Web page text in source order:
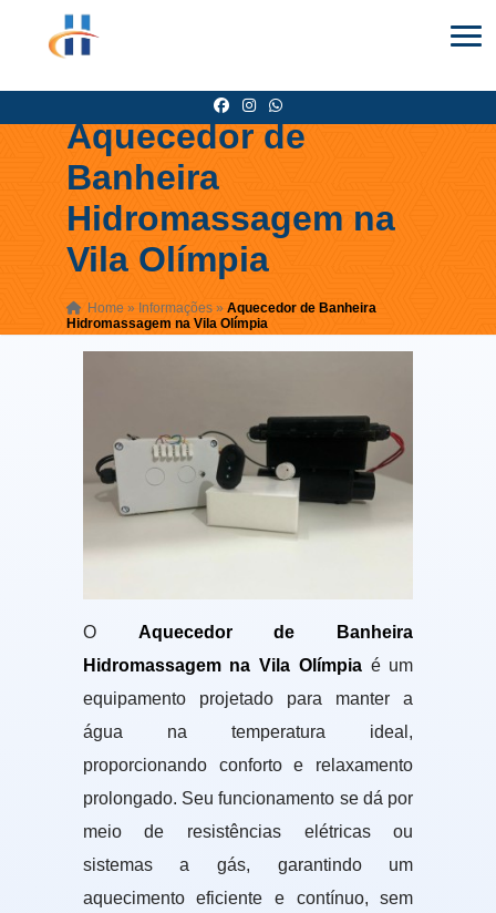
Aquecedor de
Banheira
Hidromassagem na
Vila Olímpia
Home » Informações » Aquecedor de Banheira
Hidromassagem na Vila Olímpia
O Aquecedor de Banheira
Hidromassagem na Vila Olímpiaé um
equipamento projetado para manter a
água na temperatura ideal,
proporcionando conforto e relaxamento
prolongado. Seu funcionamento se dá por
meio de resistências elétricas ou
sistemas a gás, garantindo um
aquecimento eficiente e contínuo, sem